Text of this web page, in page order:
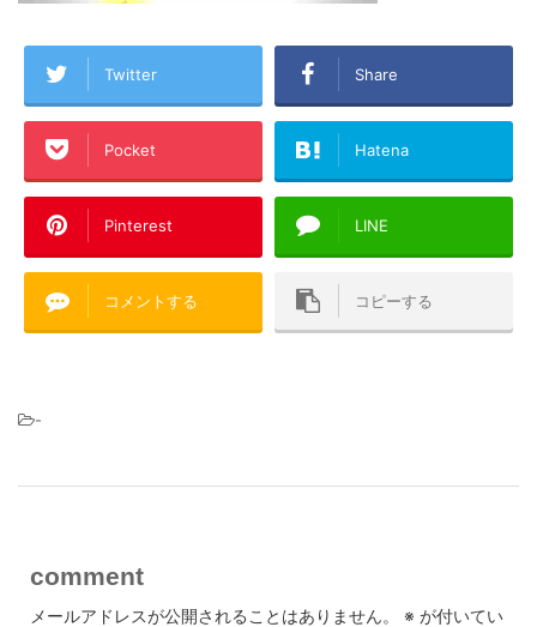
Twitter Share
Pocket Hatena
Pinterest LINE
コメントする コピーする
-
comment
メールアドレスが公開されることはありません。 ※ が付いてい